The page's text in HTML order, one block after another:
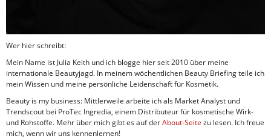
Wer hier schreibt:
Mein Name ist Julia Keith und ich blogge hier seit 2010 über meine
internationale Beautyjagd. In meinem wöchentlichen Beauty Briefing teile ich
mein Wissen und meine persönliche Leidenschaft für Kosmetik.
Beauty is my business: Mittlerweile arbeite ich als Market Analyst und
Trendscout bei ProTec Ingredia, einem Distributeur für kosmetische Wirk-
und Rohstoffe. Mehr über mich gibt es auf derAbout-Seite zu lesen. Ich freue
mich, wenn wir uns kennenlernen!